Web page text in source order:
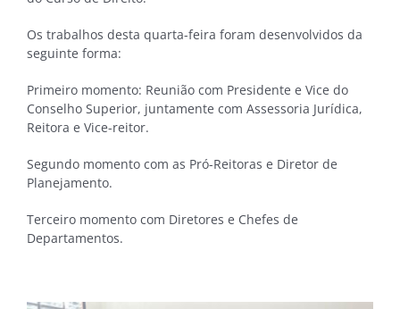
Os trabalhos desta quarta-feira foram desenvolvidos da
seguinte forma:
Primeiro momento: Reunião com Presidente e Vice do
Conselho Superior, juntamente com Assessoria Jurídica,
Reitora e Vice-reitor.
Segundo momento com as Pró-Reitoras e Diretor de
Planejamento.
Terceiro momento com Diretores e Chefes de
Departamentos.